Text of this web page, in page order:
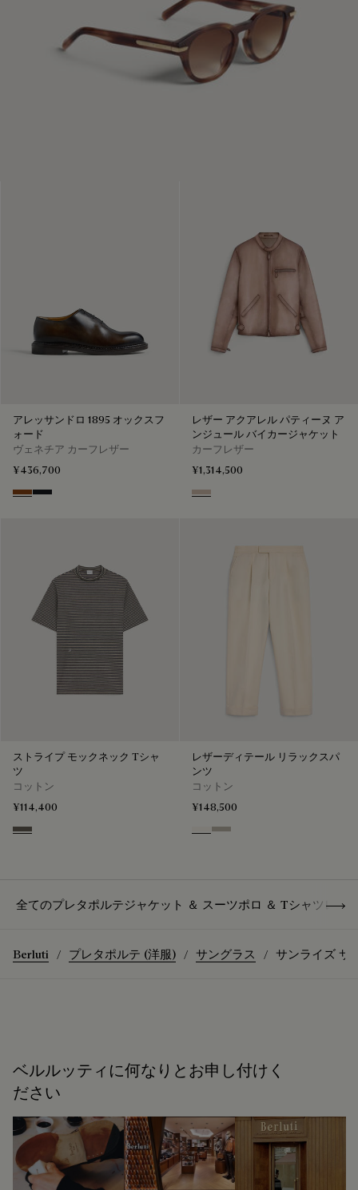
アレッサンドロ 1895 オックスフ
ォード
ヴェネチア カーフレザー
¥436,700
Charcoal Brown
Charcoal Gray
レザー アクアレル パティーヌ ア
ンジュール バイカージャケット
カーフレザー
¥1,314,500
Aquarelle Taupe
ストライプ モックネック Tシャ
ツ
コットン
¥114,400
Stripes Black & Taupe
レザーディテール リラックスパ
ンツ
コットン
¥148,500
Butter Cream
Salvia
全てのプレタポルテジャケット ＆ スーツポロ ＆ Tシャツ レザ
Berluti プレタポルテ (洋服) サングラス サンライズ サ
ベルルッティに何なりとお申し付けく
ださい